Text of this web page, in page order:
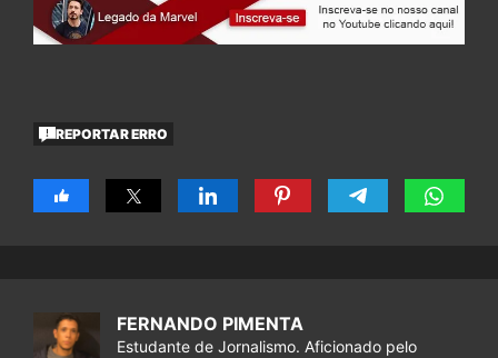
REPORTAR ERRO
FERNANDO PIMENTA
Estudante de Jornalismo. Aficionado pelo